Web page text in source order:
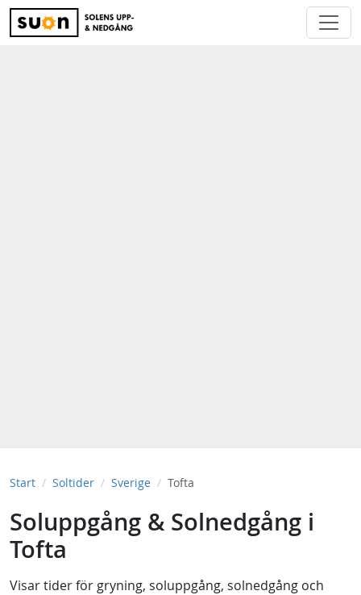
Start Soltider Sverige Tofta
Soluppgång & Solnedgång i
Tofta
Visar tider för gryning, soluppgång, solnedgång och